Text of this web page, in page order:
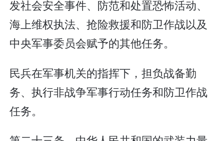
发社会安全事件、防范和处置恐怖活动、
海上维权执法、抢险救援和防卫作战以及
中央军事委员会赋予的其他任务。
民兵在军事机关的指挥下，担负战备勤
务、执行非战争军事行动任务和防卫作战
任务。